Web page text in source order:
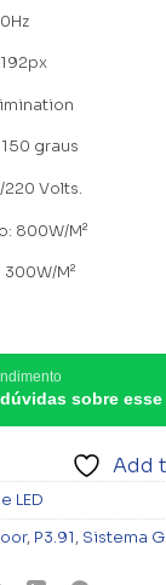
graus
Volts.
800W/M²
M²
sobre
Add
LED
, P3.91, Sistema